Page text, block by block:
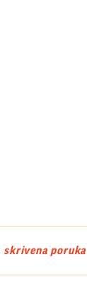
skrivena poruka